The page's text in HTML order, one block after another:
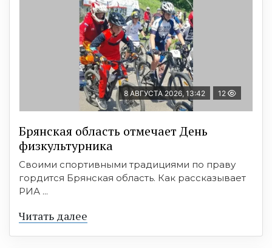
8 АВГУСТА 2026, 13:42 12
Брянская область отмечает День
физкультурника
Своими спортивными традициями по праву
гордится Брянская область. Как рассказывает
РИА ...
Читать далее